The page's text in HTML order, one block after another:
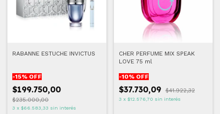
RABANNE ESTUCHE INVICTUS
-15% OFF
$199.750,00
$235.000,00
3 x $66.583,33 sin interés
CHER PERFUME MIX SPEAK
LOVE 75 ml
-10% OFF
$37.730,09 $41.922,32
3 x $12.576,70 sin interés